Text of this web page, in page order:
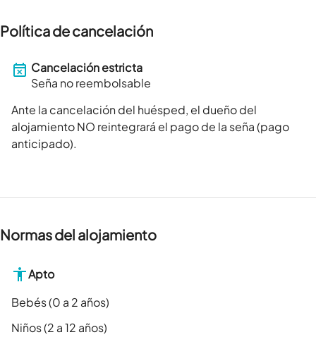
Política de cancelación
Cancelación estricta
Seña no reembolsable
Ante la cancelación del huésped, el dueño del
alojamiento NO reintegrará el pago de la seña (pago
anticipado).
Normas del alojamiento
Apto
Bebés (0 a 2 años)
Niños (2 a 12 años)